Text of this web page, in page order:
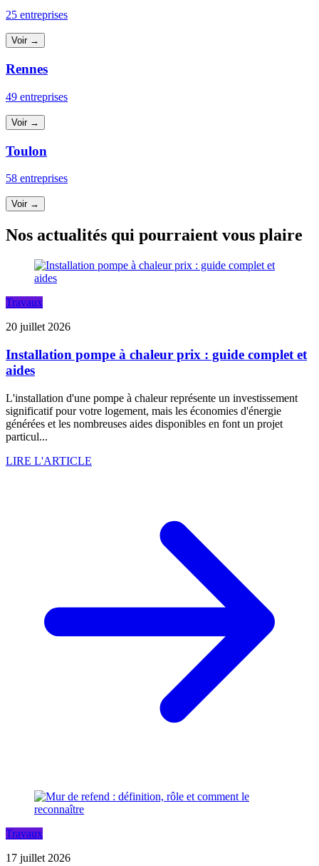
25 entreprises
Voir →
Rennes
49 entreprises
Voir →
Toulon
58 entreprises
Voir →
Nos actualités qui pourraient vous plaire
Travaux
20 juillet 2026
Installation pompe à chaleur prix : guide complet et
aides
L'installation d'une pompe à chaleur représente un investissement
significatif pour votre logement, mais les économies d'énergie
générées et les nombreuses aides disponibles en font un projet
particul...
LIRE L'ARTICLE
Travaux
17 juillet 2026